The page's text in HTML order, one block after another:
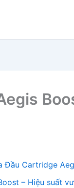
Đầu Cartridge
– Hiệu suất